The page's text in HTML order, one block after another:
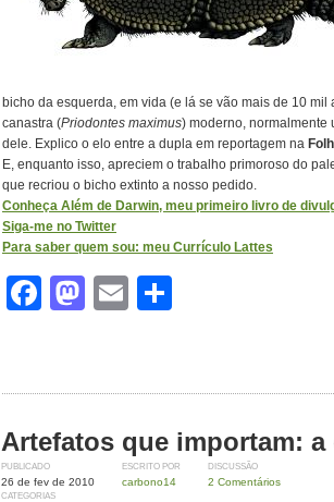
bicho da esquerda, em vida (e lá se vão mais de 10 mil
canastra (Priodontes maximus) moderno, normalmente
dele. Explico o elo entre a dupla em reportagem na
E, enquanto isso, apreciem o trabalho primoroso do
que recriou o bicho extinto a nosso pedido.
Conheça Além de Darwin, meu primeiro livro de
Siga-me no Twitter
Para saber quem sou: meu Currículo Lattes
Facebook
Mastodon
Email
Artefatos que importam: a
PUBLICADO
26 de fev de 2010
ESCRITO POR
carbono14
DISCUSSÃO
2 Comentários
CATEGORIAS